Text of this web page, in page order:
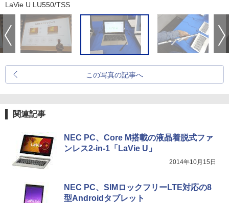
LaVie U LU550/TSS
この写真の記事へ
関連記事
NEC PC、Core M搭載の液晶着脱式ファ
ンレス2-in-1「LaVie U」
2014年10月15日
NEC PC、SIMロックフリーLTE対応の8
型Androidタブレット